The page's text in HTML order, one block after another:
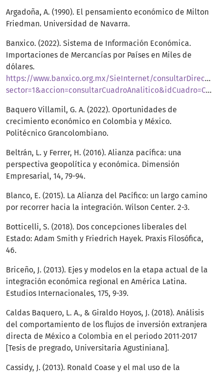
Argadoña, A. (1990). El pensamiento económico de Milton
Friedman. Universidad de Navarra.
Banxico. (2022). Sistema de Información Económica.
Importaciones de Mercancías por Países en Miles de
dólares.
https://www.banxico.org.mx/SieInternet/
sector=1&accion=consultarCuadroAnalitico&idCuadro=CA6&locale=es
Baquero Villamil, G. A. (2022). Oportunidades de
crecimiento económico en Colombia y México.
Politécnico Grancolombiano.
Beltrán, L. y Ferrer, H. (2016). Alianza pacífica: una
perspectiva geopolítica y económica. Dimensión
Empresarial, 14, 79-94.
Blanco, E. (2015). La Alianza del Pacífico: un largo camino
por recorrer hacia la integración. Wilson Center. 2-3.
Botticelli, S. (2018). Dos concepciones liberales del
Estado: Adam Smith y Friedrich Hayek. Praxis Filosófica,
46.
Briceño, J. (2013). Ejes y modelos en la etapa actual de la
integración económica regional en América Latina.
Estudios Internacionales, 175, 9-39.
Caldas Baquero, L. A., & Giraldo Hoyos, J. (2018). Análisis
del comportamiento de los flujos de inversión extranjera
directa de México a Colombia en el periodo 2011-2017
[Tesis de pregrado, Universitaria Agustiniana].
Cassidy, J. (2013). Ronald Coase y el mal uso de la